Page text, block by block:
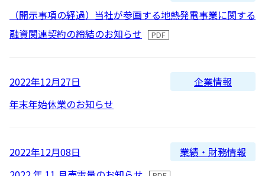
한국어
Follow Us
蓄電事業
バイオマス発電
太陽光発電の取り組み
私たちの想い
経営メンバー
ガバナンス
TCFD提言に沿う情報開示
IRニュース
財務ハイライト
株式情報 / 社債情報
2025
2022
2019
（開示事項の経過）当社が参画する地熱発電事業に関する
融資関連契約の締結のお知らせ
2022年12月27日
企業情報
年末年始休業のお知らせ
2022年12月08日
業績・財務情報